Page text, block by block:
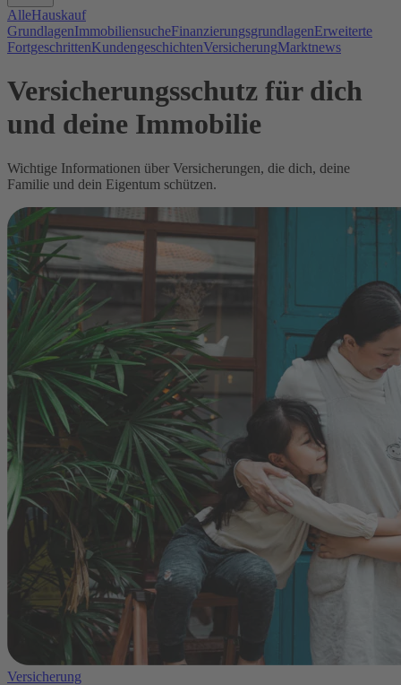
AlleHauskauf
GrundlagenImmobiliensucheFinanzierungsgrundlagenErweiterte
FortgeschrittenKundengeschichtenVersicherungMarktnews
Versicherungsschutz für dich
und deine Immobilie
Wichtige Informationen über Versicherungen, die dich, deine
Familie und dein Eigentum schützen.
Versicherung